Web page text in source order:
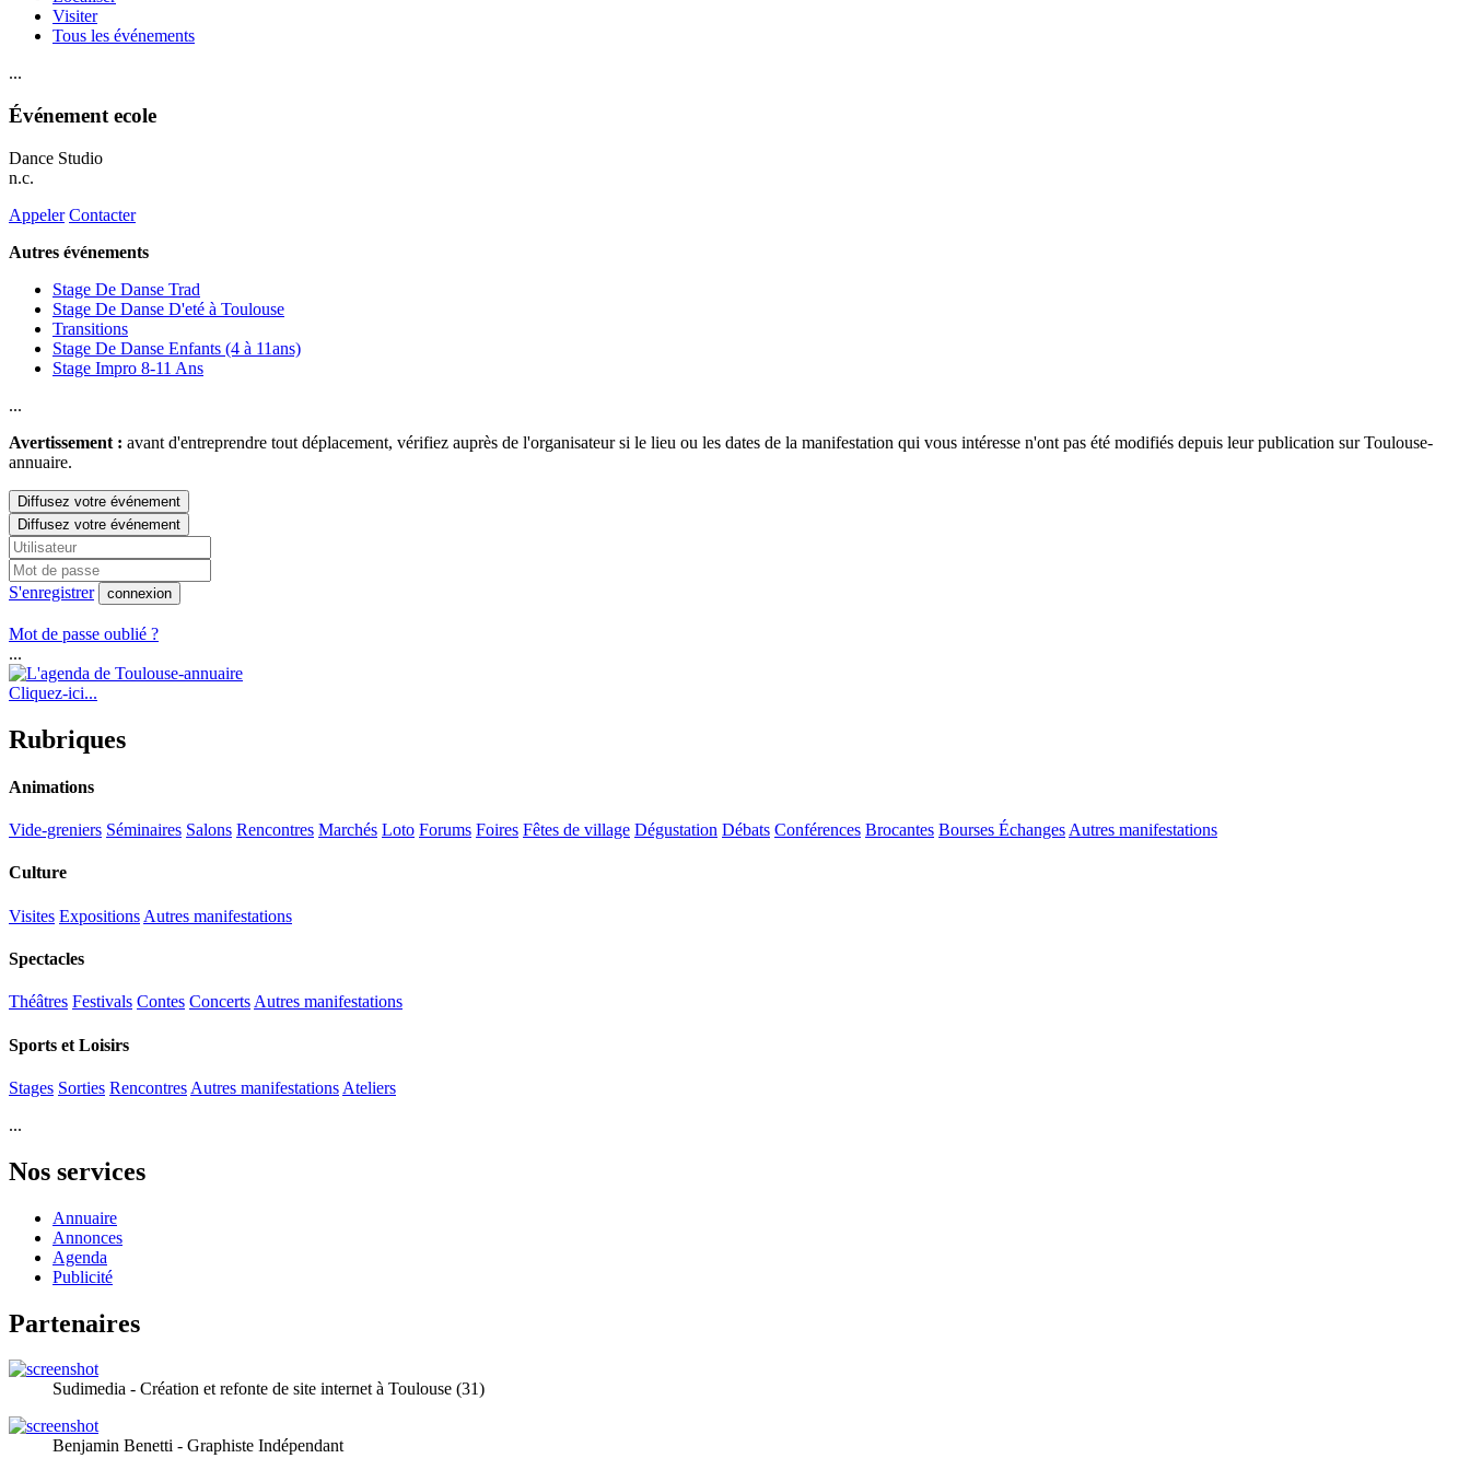
Visiter
Tous les événements
...
Événement ecole
Dance Studio
n.c.
Appeler Contacter
Autres événements
Stage De Danse Trad
Stage De Danse D'eté à Toulouse
Transitions
Stage De Danse Enfants (4 à 11ans)
Stage Impro 8-11 Ans
...
Avertissement : avant d'entreprendre tout déplacement, vérifiez auprès de l'organisateur si le lieu ou les dates de la manifestation qui vous intéresse n'ont pas été modifiés depuis leur publication sur Toulouse-
annuaire.
Diffusez votre événement
Diffusez votre événement
S'enregistrer connexion
Mot de passe oublié ?
...
Cliquez-ici...
Rubriques
Animations
Vide-greniers Séminaires Salons Rencontres Marchés Loto Forums Foires Fêtes de village Dégustation Débats Conférences Brocantes Bourses Échanges Autres manifestations
Culture
Visites Expositions Autres manifestations
Spectacles
Théâtres Festivals Contes Concerts Autres manifestations
Sports et Loisirs
Stages Sorties Rencontres Autres manifestations Ateliers
...
Nos services
Annuaire
Annonces
Agenda
Publicité
Partenaires
Sudimedia - Création et refonte de site internet à Toulouse (31)
Benjamin Benetti - Graphiste Indépendant